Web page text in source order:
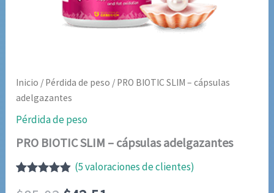
Inicio / Pérdida de peso / PRO BIOTIC SLIM – cápsulas
adelgazantes
Pérdida de peso
PRO BIOTIC SLIM – cápsulas adelgazantes
(5valoraciones de clientes)